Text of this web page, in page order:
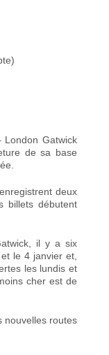
London Gatwick
de sa base
deux
billets débutent
il y a six
le 4 janvier et,
les lundis et
cher est de
nouvelles routes